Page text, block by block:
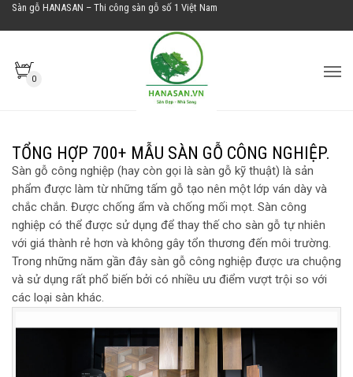
Sàn gỗ HANASAN – Thi công sàn gỗ số 1 Việt Nam
0
TỔNG HỢP 700+ MẪU SÀN GỖ CÔNG NGHIỆP.
Sàn gỗ công nghiệp (hay còn gọi là sàn gỗ kỹ thuật) là sản
phẩm được làm từ những tấm gỗ tạo nên một lớp ván dày và
chắc chắn. Được chống ẩm và chống mối mọt. Sàn công
nghiệp có thể được sử dụng để thay thế cho sàn gỗ tự nhiên
với giá thành rẻ hơn và không gây tổn thương đến môi trường.
Trong những năm gần đây sàn gỗ công nghiệp được ưa chuộng
và sử dụng rất phổ biến bởi có nhiều ưu điểm vượt trội so với
các loại sàn khác.